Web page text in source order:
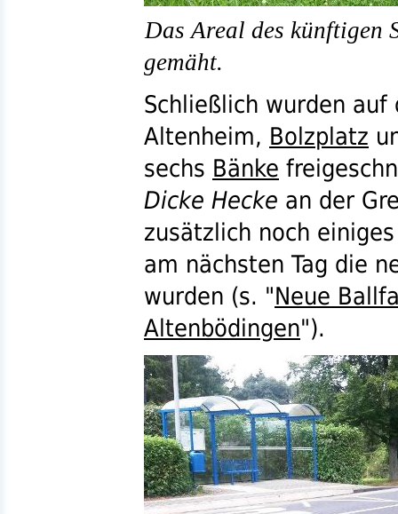
Das Areal des künftigen
gemäht.
Schließlich wurden
Altenheim, Bolzplatz
sechs Bänke
Dicke Hecke an der
zusätzlich noch
am nächsten Tag die
wurden (s. "Neue
Altenbödingen").